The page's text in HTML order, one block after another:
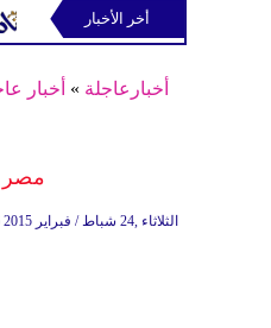
في رب ثلاثين
أخر الأخبار
أخبارعاجلة » أخبار
مصر
14:16 2015 الثلاثاء ,24 شباط / فبراير